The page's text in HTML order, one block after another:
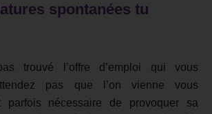
spontanées tu
trouvé l’offre d’emploi qui vous
pas que l’on vienne vous
parfois nécessaire de provoquer sa